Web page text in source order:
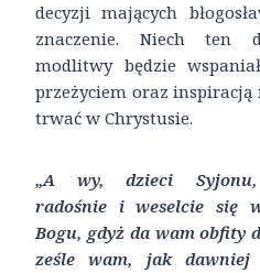
decyzji mających
znaczenie. Niech ten
modlitwy będzie
przeżyciem oraz
trwać w Chrystusie.
„A wy, dzieci Syjonu,
radośnie i weselcie się
Bogu, gdyż da wam obfity
ześle wam, jak dawniej